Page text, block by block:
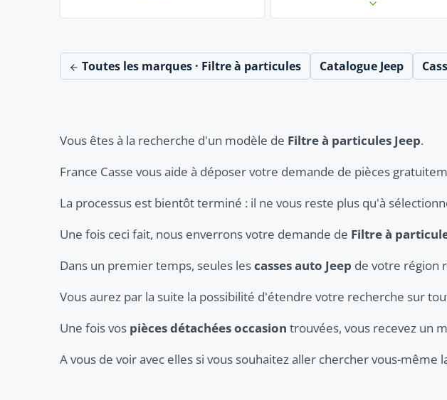
Toutes les marques · Filtre à particules Catalogue Jeep
Vous êtes à la recherche d'un modèle de Filtre à particules Jeep.
France Casse vous aide à déposer votre demande de pièces
La processus est bientôt terminé : il ne vous reste plus qu'à
Une fois ceci fait, nous enverrons votre demande de Filtre à
Dans un premier temps, seules lescasses auto Jeep de votre région
Vous aurez par la suite la possibilité d'étendre votre recherche sur
Une fois vos pièces détachées occasion trouvées, vous recevez un
A vous de voir avec elles si vous souhaitez aller chercher vous-